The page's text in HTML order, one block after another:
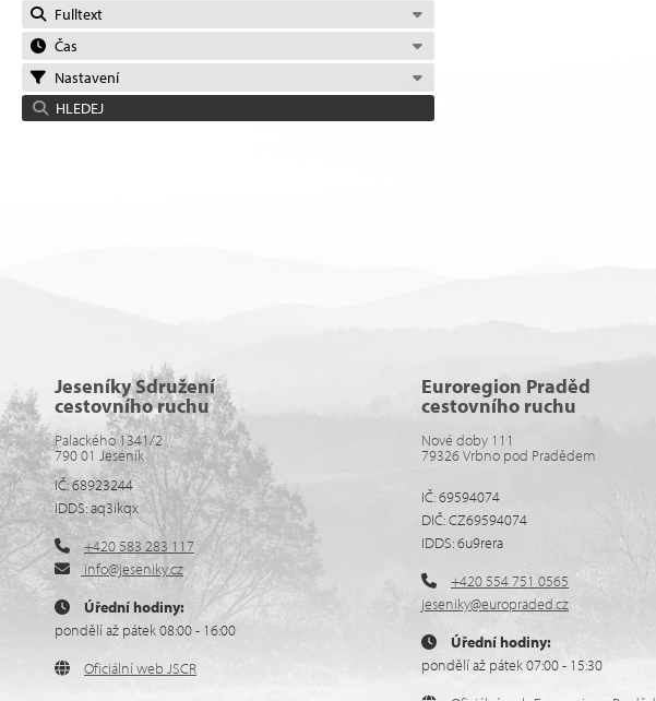
Fulltext
Čas
Nastavení
HLEDEJ
Jeseníky Sdružení
cestovního ruchu
Palackého 1341/2
790 01 Jeseník
IČ: 68923244
IDDS: aq3ikqx
+420 583 283 117
info@jeseniky.cz
Úřední hodiny:
pondělí až pátek 08:00 - 16:00
Oficiální web JSCR
Euroregion Praděd
cestovního ruchu
Nové doby 111
79326 Vrbno pod Pradědem
IČ: 69594074
DIČ: CZ69594074
IDDS: 6u9rera
+420 554 751 0565
jeseniky@europraded.cz
Úřední hodiny:
pondělí až pátek 07:00 - 15:30